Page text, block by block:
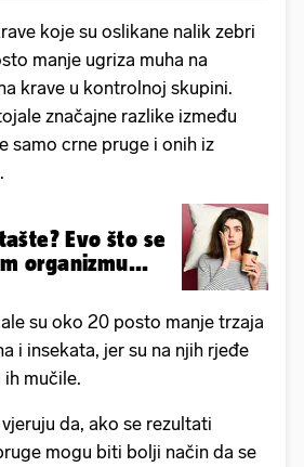
koje su oslikane nalik zebri
manje ugriza muha na
krave u kontrolnoj skupini.
značajne razlike između
samo crne pruge i onih iz
Evo što se
organizmu...
su oko 20 posto manje trzaja
i insekata, jer su na njih rjeđe
mučile.
da, ako se rezultati
mogu biti bolji način da se